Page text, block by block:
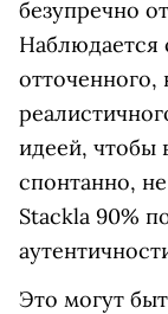
безупречно
Наблюдается
отточенного,
идеей, чтобы
спонтанно,
Stackla 90%
Это могут